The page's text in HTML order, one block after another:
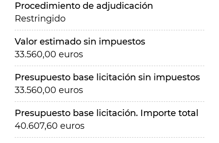
Procedimiento de adjudicación
Restringido
Valor estimado sin impuestos
33.560,00 euros
Presupuesto base licitación sin impuestos
33.560,00 euros
Presupuesto base licitación. Importe total
40.607,60 euros